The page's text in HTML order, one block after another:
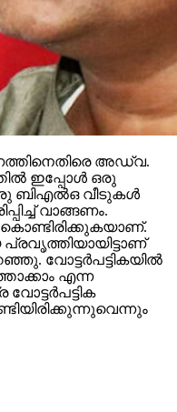
അഡ്വ.
ഇപ്പോള്‍ ഒരു
ബിഎല്‍ഒ വീടുകള്‍
വാങ്ങണം.
വോട്ടര്‍പട്ടികയില്‍
എന്ന